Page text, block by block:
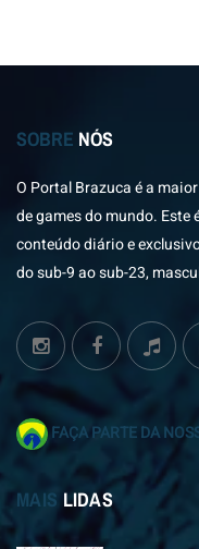
SOBRE NÓS
O Portal Brazuca é a
de games do mundo.
conteúdo diário e
do sub-9 ao sub-23,
FAÇA PARTE DA
MAIS LIDAS